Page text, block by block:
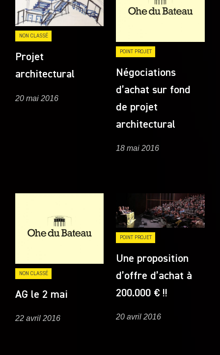
NON CLASSÉ
Projet
architectural
20 mai 2016
POINT PROJET
Négociations
d’achat sur fond
de projet
architectural
18 mai 2016
NON CLASSÉ
AG le 2 mai
22 avril 2016
POINT PROJET
Une proposition
d’offre d’achat à
200.000 € !!
20 avril 2016